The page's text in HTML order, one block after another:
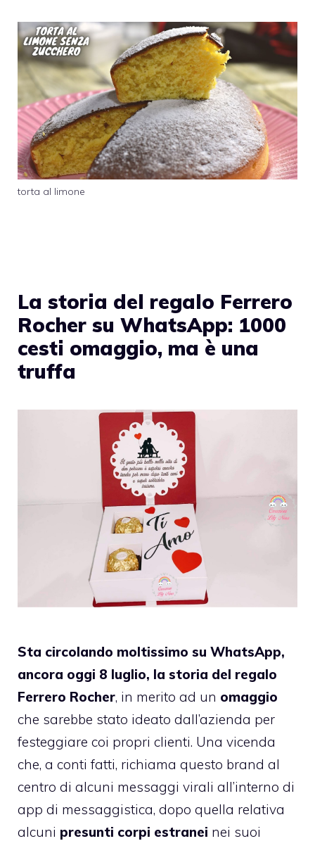
torta al limone
La storia del regalo Ferrero
Rocher su WhatsApp: 1000
cesti omaggio, ma è una
truffa
Sta circolando moltissimo su WhatsApp,
ancora oggi 8 luglio, la storia del regalo
Ferrero Rocher, in merito ad un omaggio
che sarebbe stato ideato dall’azienda per
festeggiare coi propri clienti. Una vicenda
che, a conti fatti, richiama questo brand al
centro di alcuni messaggi virali all’interno di
app di messaggistica, dopo quella relativa
alcuni presunti corpi estranei nei suoi